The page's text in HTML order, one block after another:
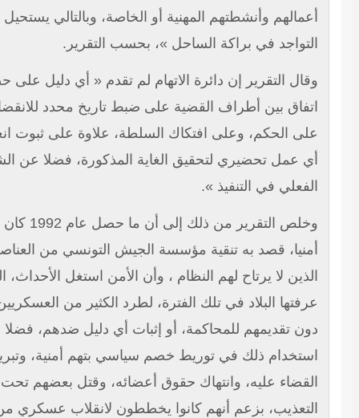
وأنشطتهم المهنية أو الخاصة، وبالتالي يستحيل عليهم
في براكة الساحل »، بحسب التقرير.
التقرير إن دائرة الاتهام لم تقدم « أي دليل على حصول
بين أطراف القضية على ضبط تاريخ محدد للانقضاض
الحكم، وعلى افتكاك السلطة، علاوة على ثبوت انعدام
عمل تحضيري لتحقيق الغاية المذكورة، فضلا عن الشروع
في التنفيذ ».
وخلص التقرير من ذلك إلى أن ما حصل عام 1992 كان تلفيقا
قصد به تنقية مؤسسة الجيش التونسي من العناصر،
لا يرتاح لهم النظام ، وأن الأمن استغل الأحداث، التي
البلاد في تلك الفترة، لطرد الكثير من العسكريين، من
تقديمهم للمحاكمة، أو إثبات أي دليل ضدهم، فضلا عن
ذلك في توريط خصم سياسي بتهم أمنية، وتبرير
عليه، وانتهاك حقوق أعضائه، وقتل بعضهم تحت
بزعم أنهم كانوا يخططون لانقلاب عسكري من أجل